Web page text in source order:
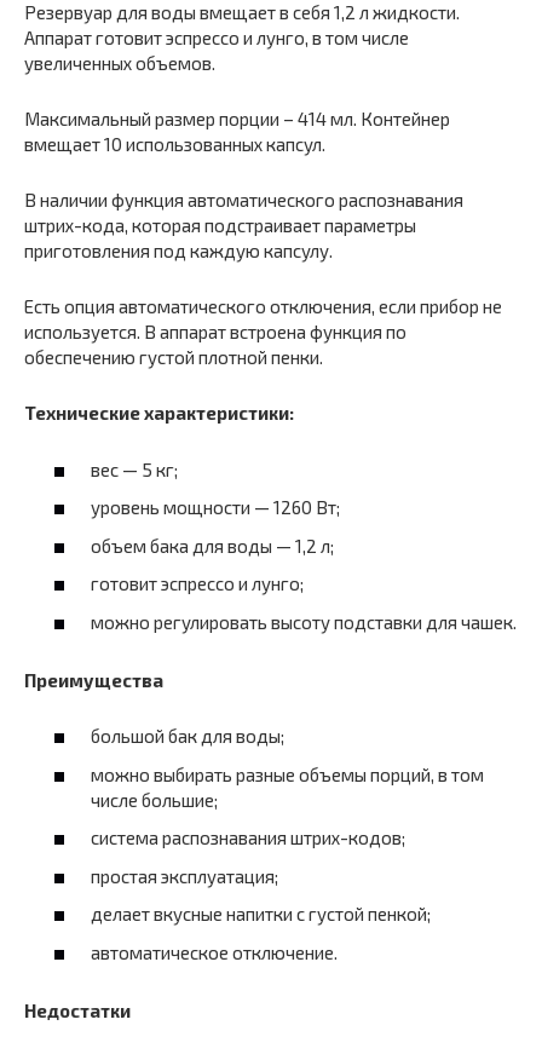
Резервуар для воды вмещает в себя 1,2 л жидкости.
Аппарат готовит эспрессо и лунго, в том числе
увеличенных объемов.
Максимальный размер порции – 414 мл. Контейнер
вмещает 10 использованных капсул.
В наличии функция автоматического распознавания
штрих-кода, которая подстраивает параметры
приготовления под каждую капсулу.
Есть опция автоматического отключения, если прибор не
используется. В аппарат встроена функция по
обеспечению густой плотной пенки.
Технические характеристики:
вес — 5 кг;
уровень мощности — 1260 Вт;
объем бака для воды — 1,2 л;
готовит эспрессо и лунго;
можно регулировать высоту подставки для чашек.
Преимущества
большой бак для воды;
можно выбирать разные объемы порций, в том
числе большие;
система распознавания штрих-кодов;
простая эксплуатация;
делает вкусные напитки с густой пенкой;
автоматическое отключение.
Недостатки